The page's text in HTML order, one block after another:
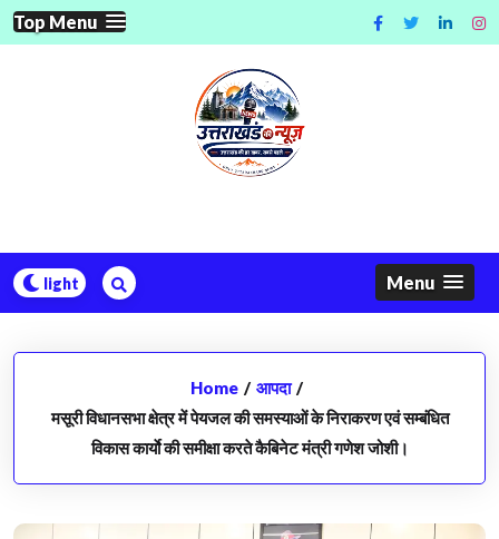
Skip
to
Top Menu
Menu
Home / आपदा /
मसूरी विधानसभा क्षेत्र में पेयजल की समस्याओं के निराकरण एवं सम्बंधित
विकास कार्याे की समीक्षा करते कैबिनेट मंत्री गणेश जोशी।